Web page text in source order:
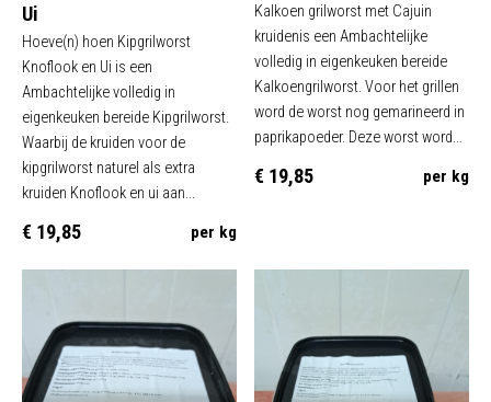
Ui
Hoeve(n) hoen Kipgrilworst
Knoflook en Ui is een
Ambachtelijke volledig in
eigenkeuken bereide Kipgrilworst.
Waarbij de kruiden voor de
kipgrilworst naturel als extra
kruiden Knoflook en ui aan...
€ 19,85 per kg
Kalkoen grilworst met Cajuin
kruidenis een Ambachtelijke
volledig in eigenkeuken bereide
Kalkoengrilworst. Voor het grillen
word de worst nog gemarineerd in
paprikapoeder. Deze worst word...
€ 19,85 per kg